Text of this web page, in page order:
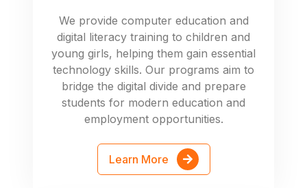
We provide computer education and
digital literacy training to children and
young girls, helping them gain essential
technology skills. Our programs aim to
bridge the digital divide and prepare
students for modern education and
employment opportunities.
Learn More